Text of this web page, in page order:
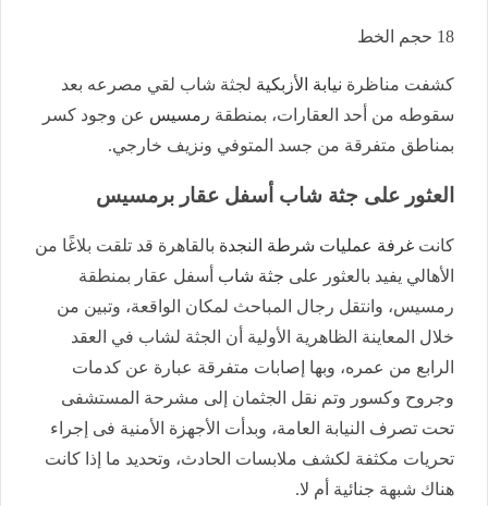
18 حجم الخط
كشفت مناظرة نيابة الأزبكية لجثة شاب لقي مصرعه بعد
سقوطه من أحد العقارات، بمنطقة رمسيس عن وجود كسر
بمناطق متفرقة من جسد المتوفي ونزيف خارجي.
العثور على جثة شاب أسفل عقار برمسيس
كانت غرفة عمليات شرطة النجدة بالقاهرة قد تلقت بلاغًا من
الأهالي يفيد بالعثور على جثة شاب أسفل عقار بمنطقة
رمسيس، وانتقل رجال المباحث لمكان الواقعة، وتبين من
خلال المعاينة الظاهرية الأولية أن الجثة لشاب في العقد
الرابع من عمره، وبها إصابات متفرقة عبارة عن كدمات
وجروح وكسور وتم نقل الجثمان إلى مشرحة المستشفى
تحت تصرف النيابة العامة، وبدأت الأجهزة الأمنية فى إجراء
تحريات مكثفة لكشف ملابسات الحادث، وتحديد ما إذا كانت
هناك شبهة جنائية أم لا.